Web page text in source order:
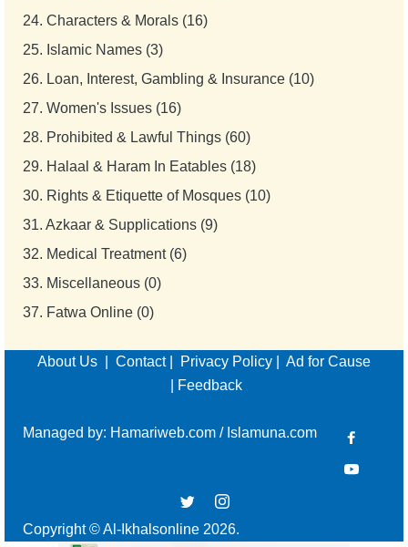
24. Characters & Morals (16)
25. Islamic Names (3)
26. Loan, Interest, Gambling & Insurance (10)
27. Women's Issues (16)
28. Prohibited & Lawful Things (60)
29. Halaal & Haram In Eatables (18)
30. Rights & Etiquette of Mosques (10)
31. Azkaar & Supplications (9)
32. Medical Treatment (6)
33. Miscellaneous (0)
37. Fatwa Online (0)
About Us Contact| Privacy Policy
Ad for Cause
Feedback
Managed by: Hamariweb.com / Islamuna.com
Copyright © Al-Ikhalsonline 2026.